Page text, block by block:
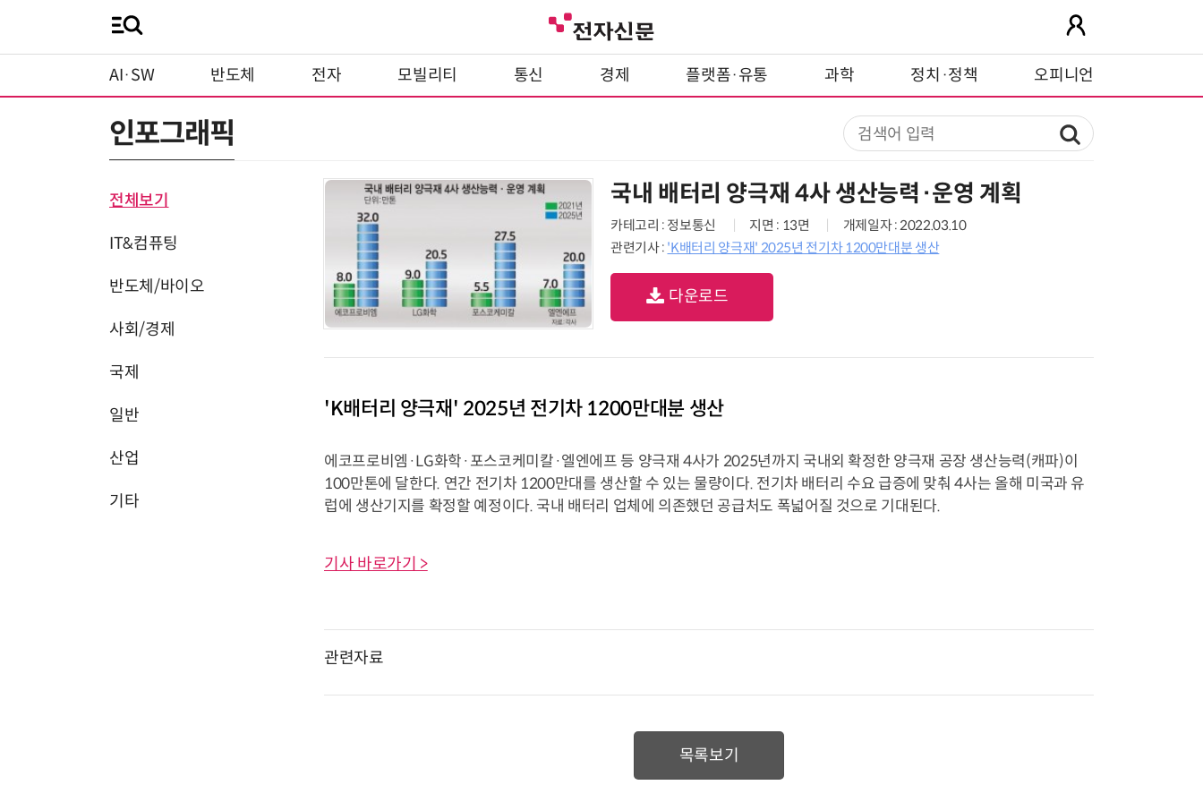
AI·SW 반도체 전자 모빌리티 통신 경제 플랫폼·유통 과학 정치·정책 오피니언
인포그래픽
전체보기
IT&컴퓨팅
반도체/바이오
사회/경제
국제
일반
산업
기타
국내 배터리 양극재 4사 생산능력·운영 계획
카테고리 : 정보통신 지면 : 13면
개제일자 : 2022.03.10
관련기사 : 'K배터리 양극재' 2025년 전기차 1200만대분 생산
다운로드
'K배터리 양극재' 2025년 전기차 1200만대분 생산
에코프로비엠·LG화학·포스코케미칼·엘엔에프 등 양극재 4사가 2025년까지 국내외 확정한 양극재 공장 생산능력(캐파)이
100만톤에 달한다. 연간 전기차 1200만대를 생산할 수 있는 물량이다. 전기차 배터리 수요 급증에 맞춰 4사는 올해 미국과 유
럽에 생산기지를 확정할 예정이다. 국내 배터리 업체에 의존했던 공급처도 폭넓어질 것으로 기대된다.
기사 바로가기 >
관련자료
목록보기